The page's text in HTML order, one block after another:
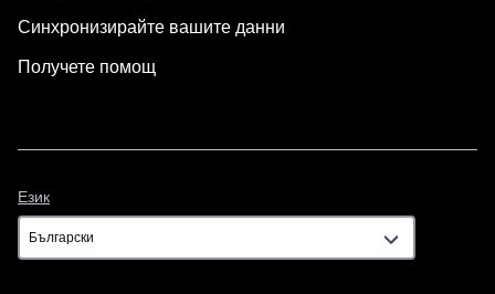
Синхронизирайте вашите данни
Получете помощ
Език